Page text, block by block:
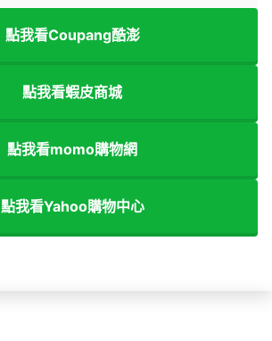
點我看Coupang酷澎
點我看蝦皮商城
點我看momo購物網
點我看Yahoo購物中心